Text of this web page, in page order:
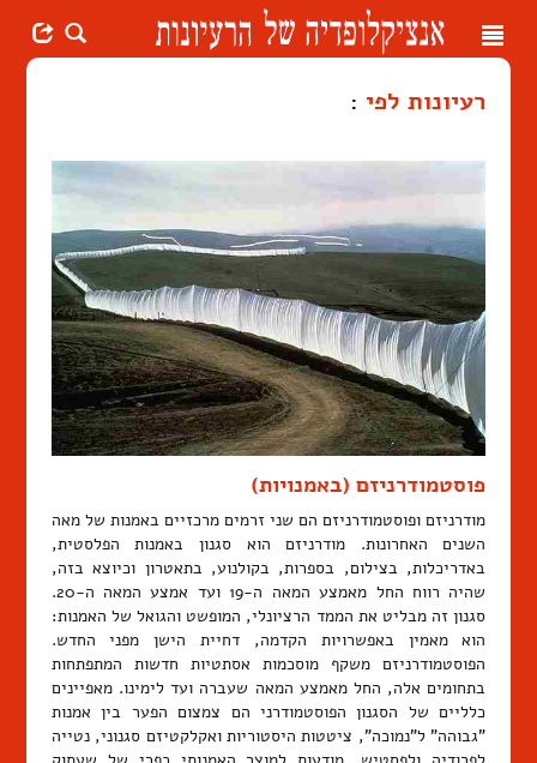
Toggle
רעיונות לפי :
פוסטמודרניזם (באמנויות)
מודרניזם ופוסטמודרניזם הם שני זרמים מרכזיים באמנות של מאה
השנים האחרונות. מודרניזם הוא סגנון באמנות הפלסטית,
באדריכלות, בצילום, בספרות, בקולנוע, בתאטרון וכיוצא בזה,
שהיה רווח החל מאמצע המאה ה-19 ועד אמצע המאה ה-20.
סגנון זה מבליט את הממד הרציונלי, המופשט והגואל של האמנות:
הוא מאמין באפשרויות הקדמה, דחיית הישן מפני החדש.
הפוסטמודרניזם משקף מוסכמות אסתטיות חדשות המתפתחות
בתחומים אלה, החל מאמצע המאה שעברה ועד לימינו. מאפיינים
כלליים של הסגנון הפוסטמודרני הם צמצום הפער בין אמנות
"גבוהה" ל"נמוכה", ציטטות היסטוריות ואקלקטיזם סגנוני, נטייה